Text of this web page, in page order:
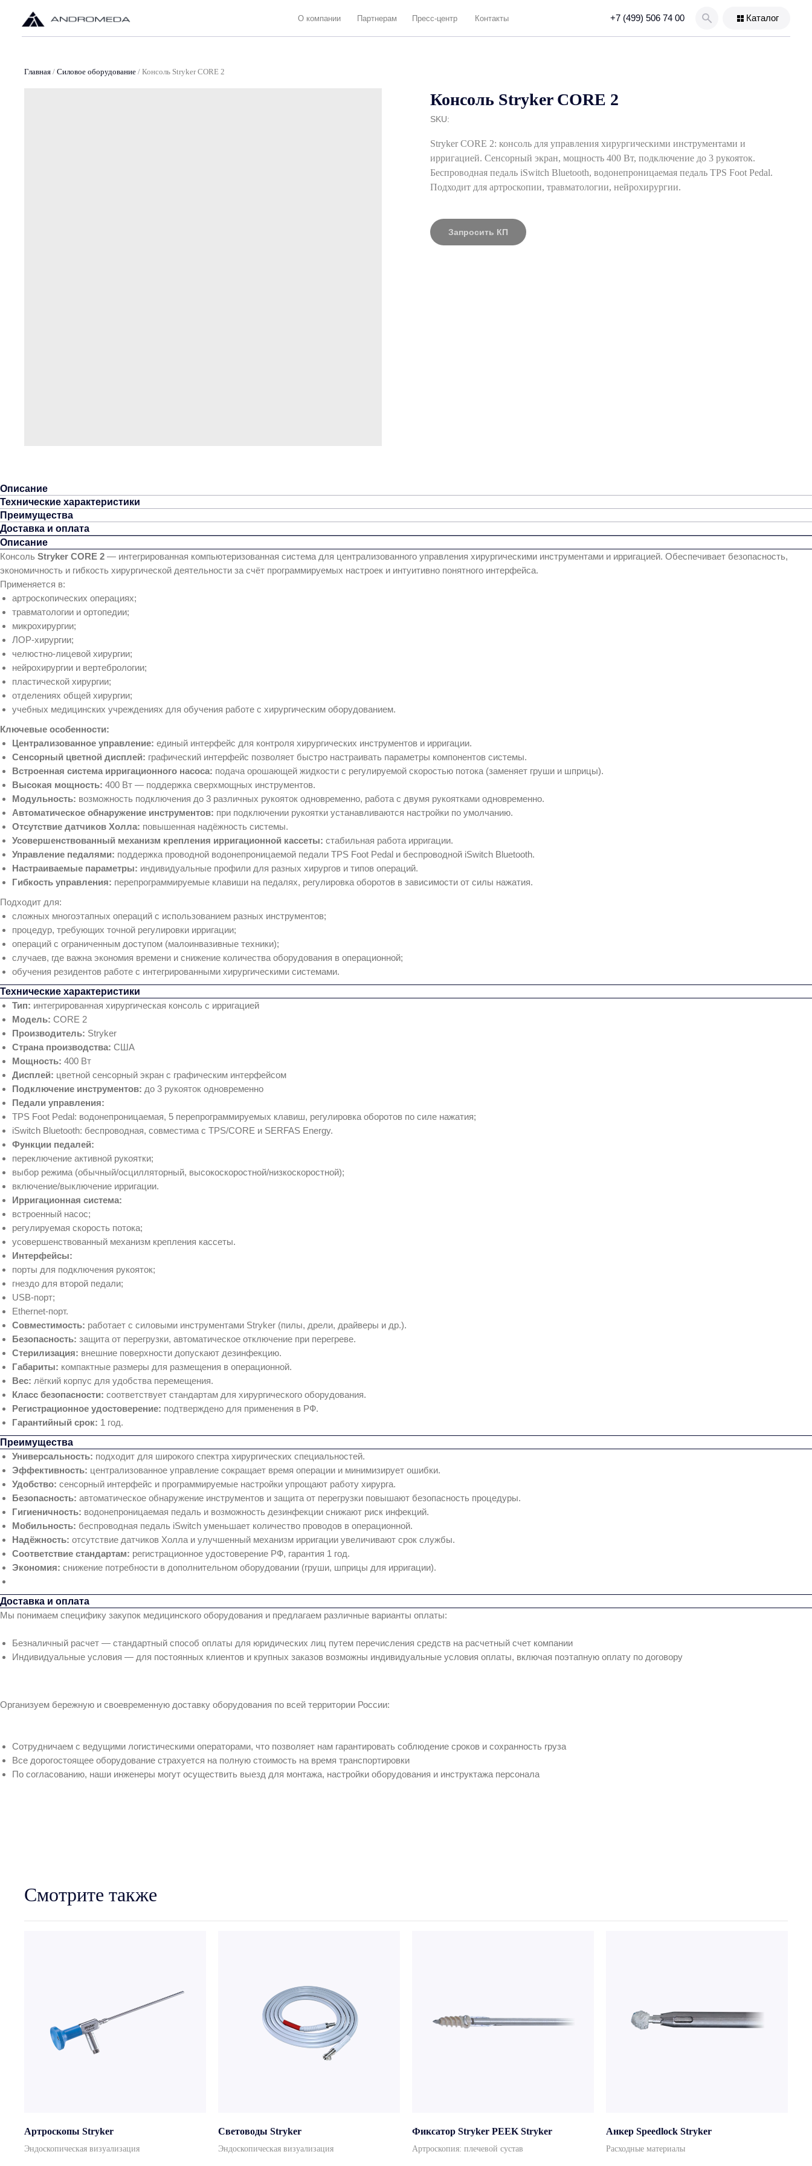
Каталог
+7 (499) 506 74 00
О компании Партнерам Пресс-центр Контакты
Главная / Силовое оборудование / Консоль Stryker CORE 2
Консоль Stryker CORE 2
SKU:
Запросить КП
Stryker CORE 2: консоль для управления хирургическими инструментами и
ирригацией. Сенсорный экран, мощность 400 Вт, подключение до 3 рукояток.
Беспроводная педаль iSwitch Bluetooth, водонепроницаемая педаль TPS Foot Pedal.
Подходит для артроскопии, травматологии, нейрохирургии.
Описание
Технические характеристики
Преимущества
Доставка и оплата
Описание
Консоль Stryker CORE 2 — интегрированная компьютеризованная система для централизованного управления хирургическими инструментами и ирригацией. Обеспечивает безопасность,
экономичность и гибкость хирургической деятельности за счёт программируемых настроек и интуитивно понятного интерфейса.
Применяется в:
артроскопических операциях;
травматологии и ортопедии;
микрохирургии;
ЛОР‑хирургии;
челюстно‑лицевой хирургии;
нейрохирургии и вертебрологии;
пластической хирургии;
отделениях общей хирургии;
учебных медицинских учреждениях для обучения работе с хирургическим оборудованием.
Ключевые особенности:
Централизованное управление: единый интерфейс для контроля хирургических инструментов и ирригации.
Сенсорный цветной дисплей: графический интерфейс позволяет быстро настраивать параметры компонентов системы.
Встроенная система ирригационного насоса: подача орошающей жидкости с регулируемой скоростью потока (заменяет груши и шприцы).
Высокая мощность: 400 Вт — поддержка сверхмощных инструментов.
Модульность: возможность подключения до 3 различных рукояток одновременно, работа с двумя рукоятками одновременно.
Автоматическое обнаружение инструментов: при подключении рукоятки устанавливаются настройки по умолчанию.
Отсутствие датчиков Холла: повышенная надёжность системы.
Усовершенствованный механизм крепления ирригационной кассеты: стабильная работа ирригации.
Управление педалями: поддержка проводной водонепроницаемой педали TPS Foot Pedal и беспроводной iSwitch Bluetooth.
Настраиваемые параметры: индивидуальные профили для разных хирургов и типов операций.
Гибкость управления: перепрограммируемые клавиши на педалях, регулировка оборотов в зависимости от силы нажатия.
Подходит для:
сложных многоэтапных операций с использованием разных инструментов;
процедур, требующих точной регулировки ирригации;
операций с ограниченным доступом (малоинвазивные техники);
случаев, где важна экономия времени и снижение количества оборудования в операционной;
обучения резидентов работе с интегрированными хирургическими системами.
Технические характеристики
Тип: интегрированная хирургическая консоль с ирригацией
Модель: CORE 2
Производитель: Stryker
Страна производства: США
Мощность: 400 Вт
Дисплей: цветной сенсорный экран с графическим интерфейсом
Подключение инструментов: до 3 рукояток одновременно
Педали управления:
TPS Foot Pedal: водонепроницаемая, 5 перепрограммируемых клавиш, регулировка оборотов по силе нажатия;
iSwitch Bluetooth: беспроводная, совместима с TPS/CORE и SERFAS Energy.
Функции педалей:
переключение активной рукоятки;
выбор режима (обычный/осцилляторный, высокоскоростной/низкоскоростной);
включение/выключение ирригации.
Ирригационная система:
встроенный насос;
регулируемая скорость потока;
усовершенствованный механизм крепления кассеты.
Интерфейсы:
порты для подключения рукояток;
гнездо для второй педали;
USB‑порт;
Ethernet‑порт.
Совместимость: работает с силовыми инструментами Stryker (пилы, дрели, драйверы и др.).
Безопасность: защита от перегрузки, автоматическое отключение при перегреве.
Стерилизация: внешние поверхности допускают дезинфекцию.
Габариты: компактные размеры для размещения в операционной.
Вес: лёгкий корпус для удобства перемещения.
Класс безопасности: соответствует стандартам для хирургического оборудования.
Регистрационное удостоверение: подтверждено для применения в РФ.
Гарантийный срок: 1 год.
Преимущества
Универсальность: подходит для широкого спектра хирургических специальностей.
Эффективность: централизованное управление сокращает время операции и минимизирует ошибки.
Удобство: сенсорный интерфейс и программируемые настройки упрощают работу хирурга.
Безопасность: автоматическое обнаружение инструментов и защита от перегрузки повышают безопасность процедуры.
Гигиеничность: водонепроницаемая педаль и возможность дезинфекции снижают риск инфекций.
Мобильность: беспроводная педаль iSwitch уменьшает количество проводов в операционной.
Надёжность: отсутствие датчиков Холла и улучшенный механизм ирригации увеличивают срок службы.
Соответствие стандартам: регистрационное удостоверение РФ, гарантия 1 год.
Экономия: снижение потребности в дополнительном оборудовании (груши, шприцы для ирригации).
Доставка и оплата
Мы понимаем специфику закупок медицинского оборудования и предлагаем различные варианты оплаты:
Безналичный расчет — стандартный способ оплаты для юридических лиц путем перечисления средств на расчетный счет компании
Индивидуальные условия — для постоянных клиентов и крупных заказов возможны индивидуальные условия оплаты, включая поэтапную оплату по договору
Организуем бережную и своевременную доставку оборудования по всей территории России:
Сотрудничаем с ведущими логистическими операторами, что позволяет нам гарантировать соблюдение сроков и сохранность груза
Все дорогостоящее оборудование страхуется на полную стоимость на время транспортировки
По согласованию, наши инженеры могут осуществить выезд для монтажа, настройки оборудования и инструктажа персонала
Смотрите также
Артроскопы Stryker
Эндоскопическая визуализация
Световоды Stryker
Эндоскопическая визуализация
Фиксатор Stryker PEEK Stryker
Артроскопия: плечевой сустав
Анкер Speedlock Stryker
Расходные материалы